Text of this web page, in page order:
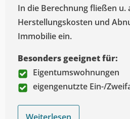
In die Berechnung fließen
Herstellungskosten und
Immobilie ein.
Besonders geeignet für:
Eigentumswohnungen
eigengenutzte Ein-/